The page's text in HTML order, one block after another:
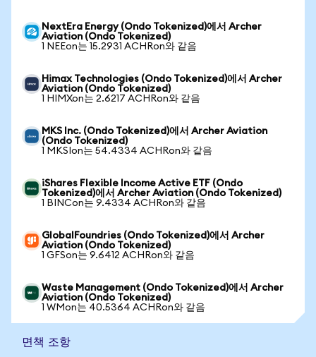
NextEra Energy (Ondo Tokenized)에서 Archer
Aviation (Ondo Tokenized)
1 NEEon는 15.2931 ACHRon와 같음
Himax Technologies (Ondo Tokenized)에서 Archer
Aviation (Ondo Tokenized)
1 HIMXon는 2.6217 ACHRon와 같음
MKS Inc. (Ondo Tokenized)에서 Archer Aviation
(Ondo Tokenized)
1 MKSIon는 54.4334 ACHRon와 같음
iShares Flexible Income Active ETF (Ondo
Tokenized)에서 Archer Aviation (Ondo Tokenized)
1 BINCon는 9.4334 ACHRon와 같음
GlobalFoundries (Ondo Tokenized)에서 Archer
Aviation (Ondo Tokenized)
1 GFSon는 9.6412 ACHRon와 같음
Waste Management (Ondo Tokenized)에서 Archer
Aviation (Ondo Tokenized)
1 WMon는 40.5364 ACHRon와 같음
면책 조항